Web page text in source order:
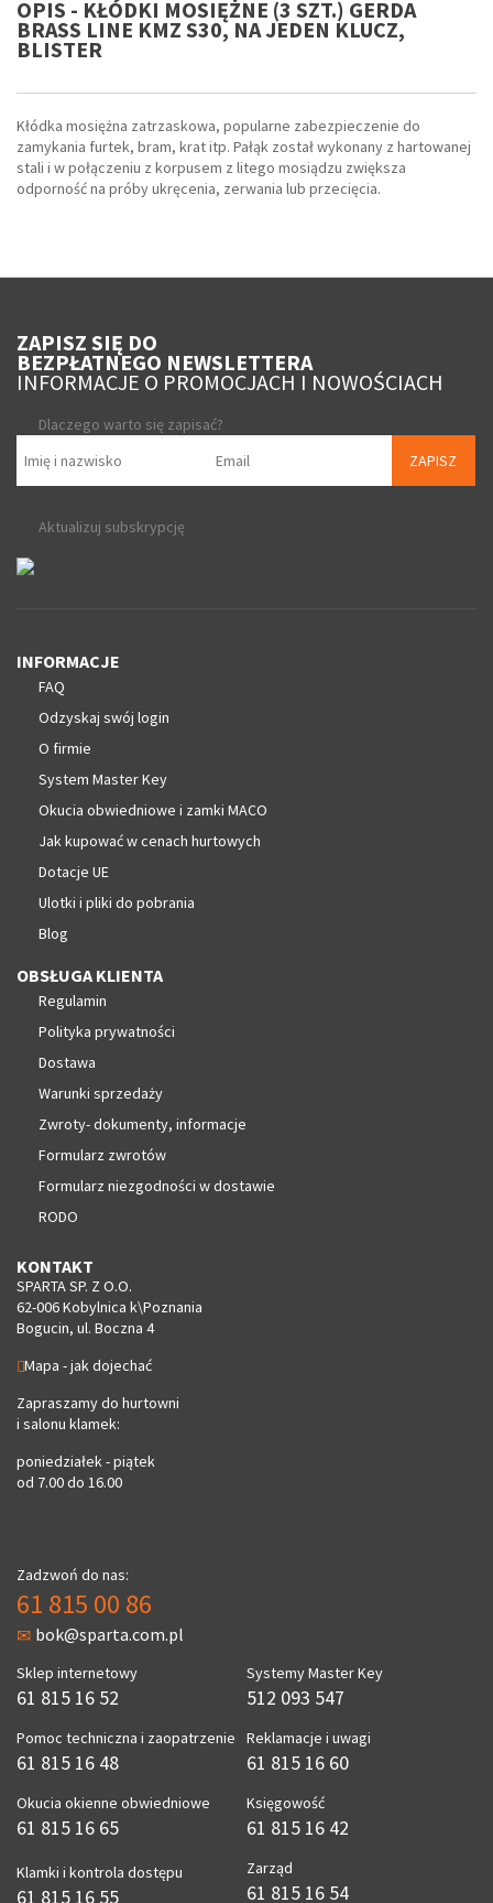
OPIS - KŁÓDKI MOSIĘŻNE (3 SZT.) GERDA
BRASS LINE KMZ S30, NA JEDEN KLUCZ,
BLISTER
Kłódka mosiężna zatrzaskowa, popularne zabezpieczenie do
zamykania furtek, bram, krat itp. Pałąk został wykonany z hartowanej
stali i w połączeniu z korpusem z litego mosiądzu zwiększa
odporność na próby ukręcenia, zerwania lub przecięcia.
ZAPISZ SIĘ DO
BEZPŁATNEGO NEWSLETTERA
INFORMACJE O PROMOCJACH I NOWOŚCIACH
Dlaczego warto się zapisać?
ZAPISZ
Aktualizuj subskrypcję
INFORMACJE
FAQ
Odzyskaj swój login
O firmie
System Master Key
Okucia obwiedniowe i zamki MACO
Jak kupować w cenach hurtowych
Dotacje UE
Ulotki i pliki do pobrania
Blog
OBSŁUGA KLIENTA
Regulamin
Polityka prywatności
Dostawa
Warunki sprzedaży
Zwroty- dokumenty, informacje
Formularz zwrotów
Formularz niezgodności w dostawie
RODO
KONTAKT
SPARTA SP. Z O.O.
62-006 Kobylnica k\Poznania
Bogucin, ul. Boczna 4
Mapa - jak dojechać
Zapraszamy do hurtowni
i salonu klamek:
poniedziałek - piątek
od 7.00 do 16.00
Zadzwoń do nas:
61 815 00 86
bok@sparta.com.pl
Sklep internetowy
61 815 16 52
Pomoc techniczna i zaopatrzenie
61 815 16 48
Okucia okienne obwiedniowe
61 815 16 65
Klamki i kontrola dostępu
61 815 16 55
Systemy Master Key
512 093 547
Reklamacje i uwagi
61 815 16 60
Księgowość
61 815 16 42
Zarząd
61 815 16 54